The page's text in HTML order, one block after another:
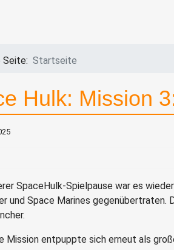
Startseite
Hulk: Mission
SpaceHulk-Spielpause war es
und Space Marines
Mission entpuppte sich erneut als